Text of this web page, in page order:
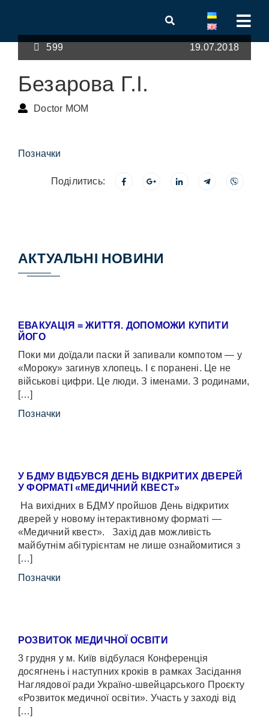
599 19.07.2018
Безарова Г.І.
Doctor MOM
Позначки
Поділитись:
АКТУАЛЬНІ НОВИНИ
ЕВАКУАЦІЯ = ЖИТТЯ. ДОПОМОЖИ КУПИТИ
ЙОГО
Поки ми доїдали паски й запивали компотом — у
«Мороку» загинув хлопець. І є поранені. Це не
військові цифри. Це люди. З іменами. З родинами,
[…]
Позначки
У БДМУ ВІДБУВСЯ ДЕНЬ ВІДКРИТИХ ДВЕРЕЙ
У ФОРМАТІ «МЕДИЧНИЙ КВЕСТ»
На вихідних в БДМУ пройшов День відкритих
дверей у новому інтерактивному форматі —
«Медичний квест». Захід дав можливість
майбутнім абітурієнтам не лише ознайомитися з
[…]
Позначки
РОЗВИТОК МЕДИЧНОЇ ОСВІТИ
3 грудня у м. Київ відбулася Конференція
досягнень і наступних кроків в рамках Засідання
Наглядової ради Україно-швейцарського Проєкту
«Розвиток медичної освіти». Участь у заході від
[…]